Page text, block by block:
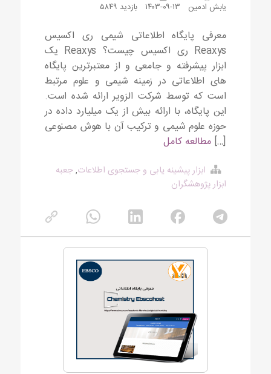
یابش ادمین ۱۴۰۳-۰۹-۱۳ بازدید ۵۸۴۹
معرفی پایگاه اطلاعاتی شیمی ری اکسیس
Reaxys ری اکسیس چیست؟ Reaxys یک
ابزار پیشرفته و جامعی و از معتبرترین پایگاه
های اطلاعاتی در زمینه شیمی و علوم مرتبط
است که توسط شرکت الزویر ارائه شده است.
این پایگاه، با ارائه بیش از یک میلیارد داده در
حوزه علوم شیمی و ترکیب آن با هوش مصنوعی
[…]مطالعه کامل
ابزار پیشینه یابی و جستجوی اطلاعات,جعبه
ابزار پژوهشگران